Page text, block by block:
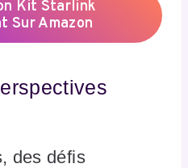
Kit Starlink
Sur Amazon
des défis